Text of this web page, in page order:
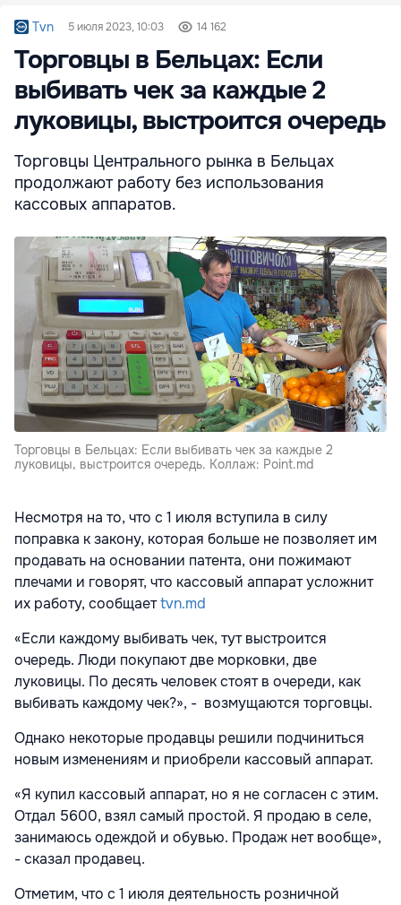
Tvn 5 июля 2023, 10:03 14 162
Торговцы в Бельцах: Если
выбивать чек за каждые 2
луковицы, выстроится очередь
Торговцы Центрального рынка в Бельцах
продолжают работу без использования
кассовых аппаратов.
Торговцы в Бельцах: Если выбивать чек за каждые 2
луковицы, выстроится очередь. Коллаж: Point.md
Несмотря на то, что с 1 июля вступила в силу
поправка к закону, которая больше не позволяет им
продавать на основании патента, они пожимают
плечами и говорят, что кассовый аппарат усложнит
их работу, сообщаетtvn.md
«Если каждому выбивать чек, тут выстроится
очередь. Люди покупают две морковки, две
луковицы. По десять человек стоят в очереди, как
выбивать каждому чек?», - возмущаются торговцы.
Однако некоторые продавцы решили подчиниться
новым изменениям и приобрели кассовый аппарат.
«Я купил кассовый аппарат, но я не согласен с этим.
Отдал 5600, взял самый простой. Я продаю в селе,
занимаюсь одеждой и обувью. Продаж нет вообще»,
- сказал продавец.
Отметим, что с 1 июля деятельность розничной